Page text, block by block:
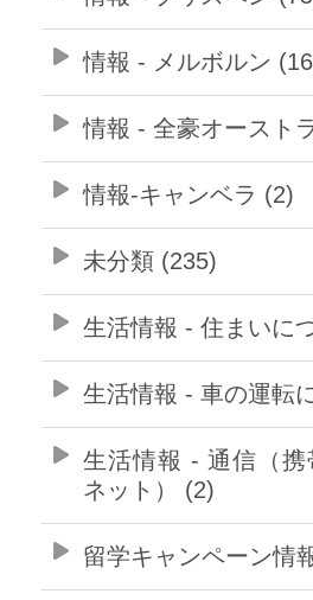
情報 - メルボルン
情報 - 全豪オースト
情報-キャンベラ (2)
未分類 (235)
生活情報 - 住まいに
生活情報 - 車の運転
生活情報 - 通信（
ネット） (2)
留学キャンペーン情